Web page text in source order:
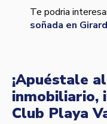
Te podria
soñada en
¡Apuéstale
inmobiliario,
Club Playa